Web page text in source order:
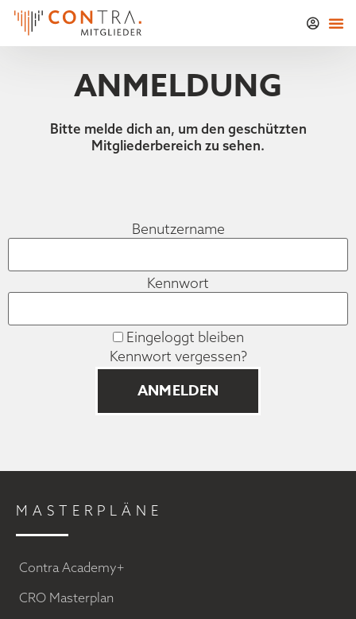
ANMELDUNG
Bitte melde dich an, um den geschützten
Mitgliederbereich zu sehen.
Benutzername
Kennwort
Eingeloggt bleiben
Kennwort vergessen?
MASTERPLÄNE
Contra Academy+
CRO Masterplan